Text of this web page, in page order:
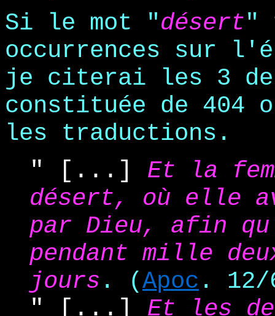
Si le mot "désert"
occurrences sur
je citerai les 3
constituée de 404
les traductions.
" [...] Et la
désert, où elle
par Dieu, afin
pendant mille
jours . (Apoc . 12/
" [...] Et les